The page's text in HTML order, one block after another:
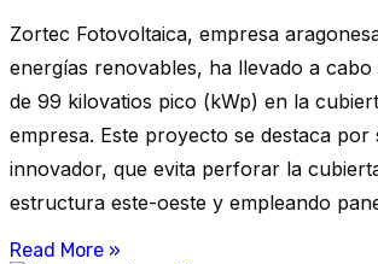
Zortec Fotovoltaica, empresa
energías renovables, ha llevado a
de 99 kilovatios pico (kWp) en la
empresa. Este proyecto se destaca por
innovador, que evita perforar la
estructura este-oeste y empleando
Read More »